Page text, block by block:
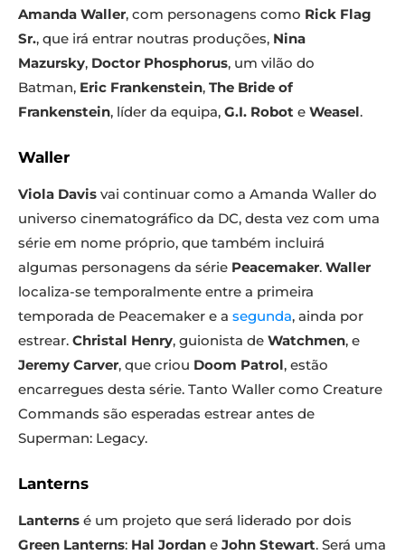
Amanda Waller, com personagens como Rick Flag
Sr., que irá entrar noutras produções, Nina
Mazursky, Doctor Phosphorus, um vilão do
Batman, Eric Frankenstein, The Bride of
Frankenstein, líder da equipa, G.I. Robot e Weasel.
Waller
Viola Davis vai continuar como a Amanda Waller do
universo cinematográfico da DC, desta vez com uma
série em nome próprio, que também incluirá
algumas personagens da série Peacemaker. Waller
localiza-se temporalmente entre a primeira
temporada de Peacemaker e a segunda, ainda por
estrear. Christal Henry, guionista de Watchmen, e
Jeremy Carver, que criou Doom Patrol, estão
encarregues desta série. Tanto Waller como Creature
Commands são esperadas estrear antes de
Superman: Legacy.
Lanterns
Lanterns é um projeto que será liderado por dois
Green Lanterns: Hal Jordan e John Stewart. Será uma